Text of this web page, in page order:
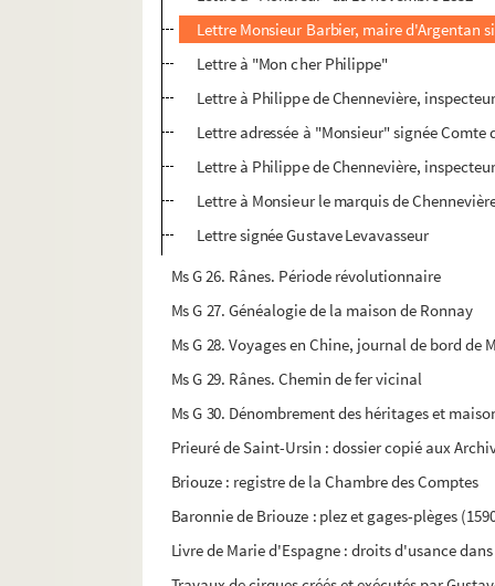
Lettre Monsieur Barbier, maire d'Argentan
Lettre à "Mon cher Philippe"
Lettre à Philippe de Chennevière,
Lettre adressée à "Monsieur" signée Comte
Lettre à Philippe de Chennevière,
Lettre à Monsieur le marquis de
Lettre signée Gustave Levavasseur
Ms G 26. Rânes. Période révolutionnaire
Ms G 27. Généalogie de la maison de Ronnay
Ms G 28. Voyages en Chine, journal de bord de
Ms G 29. Rânes. Chemin de fer vicinal
Ms G 30. Dénombrement des héritages et
Prieuré de Saint-Ursin : dossier copié aux
Briouze : registre de la Chambre des Comptes
Baronnie de Briouze : plez et gages-plèges
Livre de Marie d'Espagne : droits d'usance